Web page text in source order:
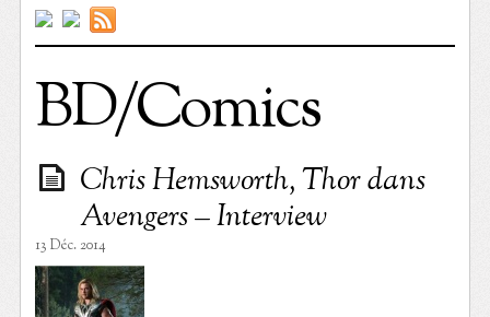
BD/Comics
Chris Hemsworth, Thor dans
Avengers – Interview
13 Déc. 2014